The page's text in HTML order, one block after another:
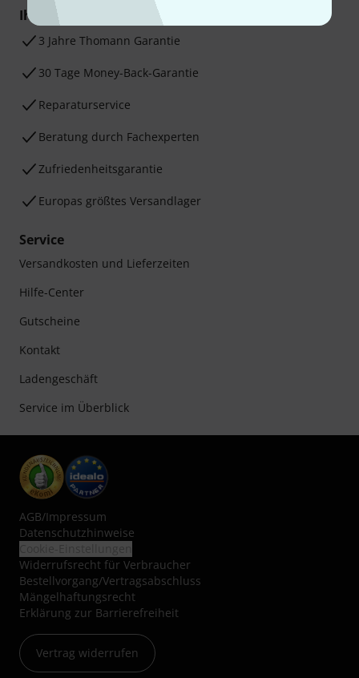
Ihre Vorteile
3 Jahre Thomann Garantie
30 Tage Money-Back-Garantie
Reparaturservice
Beratung durch Fachexperten
Zufriedenheitsgarantie
Europas größtes Versandlager
Service
Versandkosten und Lieferzeiten
Hilfe-Center
Gutscheine
Kontakt
Ladengeschäft
Service im Überblick
AGB/Impressum
Datenschutzhinweise
Widerrufsrecht für Verbraucher
Bestellvorgang/Vertragsabschluss
Mängelhaftungsrecht
Erklärung zur Barrierefreiheit
Vertrag widerrufen